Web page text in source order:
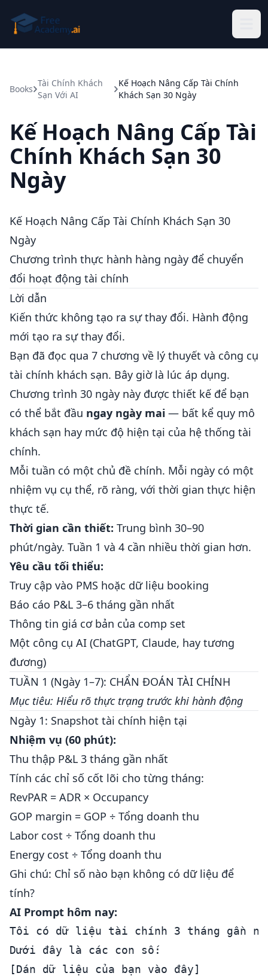
Books
Tài Chính Khách
Sạn Với AI
Kế Hoạch Nâng Cấp Tài Chính
Khách Sạn 30 Ngày
Kế Hoạch Nâng Cấp Tài
Chính Khách Sạn 30
Ngày
Kế Hoạch Nâng Cấp Tài Chính Khách Sạn 30
Ngày
Chương trình thực hành hàng ngày để chuyển
đổi hoạt động tài chính
Lời dẫn
Kiến thức không tạo ra sự thay đổi. Hành động
mới tạo ra sự thay đổi.
Bạn đã đọc qua 7 chương về lý thuyết và công cụ
tài chính khách sạn. Bây giờ là lúc áp dụng.
Chương trình 30 ngày này được thiết kế để bạn
có thể bắt đầu ngay ngày mai — bất kể quy mô
khách sạn hay mức độ hiện tại của hệ thống tài
chính.
Mỗi tuần có một chủ đề chính. Mỗi ngày có một
nhiệm vụ cụ thể, rõ ràng, với thời gian thực hiện
thực tế.
Thời gian cần thiết: Trung bình 30–90
phút/ngày. Tuần 1 và 4 cần nhiều thời gian hơn.
Yêu cầu tối thiểu:
Truy cập vào PMS hoặc dữ liệu booking
Báo cáo P&L 3–6 tháng gần nhất
Thông tin giá cơ bản của comp set
Một công cụ AI (ChatGPT, Claude, hay tương
đương)
TUẦN 1 (Ngày 1–7): CHẨN ĐOÁN TÀI CHÍNH
Mục tiêu: Hiểu rõ thực trạng trước khi hành động
Ngày 1: Snapshot tài chính hiện tại
Nhiệm vụ (60 phút):
Thu thập P&L 3 tháng gần nhất
Tính các chỉ số cốt lõi cho từng tháng:
RevPAR = ADR × Occupancy
GOP margin = GOP ÷ Tổng doanh thu
Labor cost ÷ Tổng doanh thu
Energy cost ÷ Tổng doanh thu
Ghi chú: Chỉ số nào bạn không có dữ liệu để
tính?
AI Prompt hôm nay:
Tôi có dữ liệu tài chính 3 tháng gần
Dưới đây là các con số:
[Dán dữ liệu của bạn vào đây]